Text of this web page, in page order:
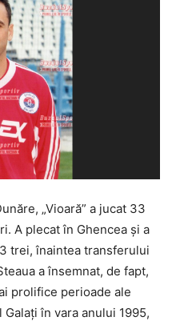
„Vioară” a jucat 33
A plecat în Ghencea și a
trei, înaintea transferului
a însemnat, de fapt,
prolifice perioade ale
în vara anului 1995,